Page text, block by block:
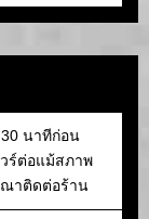
นาทีก่อน
วร์ต่อแม้สภาพ
าติดต่อร้าน